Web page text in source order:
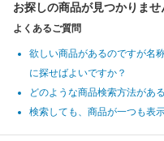
お探しの商品が見つかりませ
よくあるご質問
欲しい商品があるのですが名
に探せばよいですか？
どのような商品検索方法があ
検索しても、商品が一つも表